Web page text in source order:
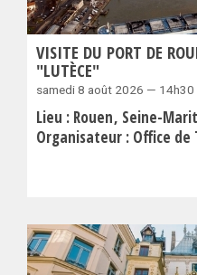
VISITE DU PORT DE
"LUTÈCE"
samedi 8 août 2026 — 14h30
Lieu : Rouen Seine-
Organisateur : Office de